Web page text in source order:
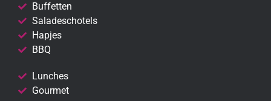
Buffetten
Saladeschotels
Hapjes
BBQ
Lunches
Gourmet